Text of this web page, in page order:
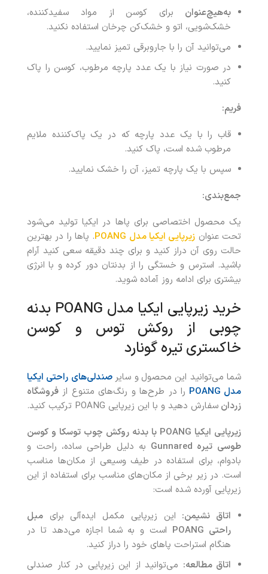
به‌هیچ‌عنوان
برای کوسن از مواد سفیدکننده،
خشک‌شویی، اتو و خشک‌کن چرخان استفاده نکنید.
می‌توانید آن را با جاروبرقی تمیز نمایید.
در صورت نیاز با یک عدد پارچه مرطوب، کوسن را پاک
کنید.
فریم:
قاب را با یک عدد پارچه که در یک پاک‌کننده ملایم
مرطوب شده است، پاک کنید.
سپس با یک پارچه تمیز، آن را خشک نمایید.
جمع‌بندی:
یک محصول اختصاصی برای پاها در ایکیا تولید می‌شود
تحت عنوان زیرپایی ایکیا مدل POANG
. پاها را در بهترین
حالت روی آن دراز کنید و برای چند دقیقه سعی کنید آرام
باشید. استرس و خستگی را از بدنتان دور کرده و با انرژی
بیشتری برای ادامه روز آماده شوید.
خرید زیرپایی ایکیا مدل POANG بدنه
چوبی از روکش توس و کوسن
خاکستری تیره گونارد
شما می‌توانید این محصول و سایر صندلی‌های راحتی ایکیا
مدل POANG
را در طرح‌ها و رنگ‌های متنوع از فروشگاه
زردان سفارش دهید و با این زیرپایی POANG ترکیب کنید.
زیرپایی ایکیا POANG با بدنه روکش چوب توسکا و کوسن
طوسی تیره Gunnared
به دلیل طراحی ساده، راحت و
بادوام، برای استفاده در طیف وسیعی از مکان‌ها مناسب
است. در زیر برخی از مکان‌های مناسب برای استفاده از این
زیرپایی آورده شده است:
اتاق نشیمن: این زیرپایی مکمل ایده‌آلی برای مبل
راحتی POANG
است و به شما اجازه می‌دهد تا در
هنگام استراحت پاهای خود را دراز کنید.
اتاق مطالعه: می‌توانید از این زیرپایی در کنار صندلی